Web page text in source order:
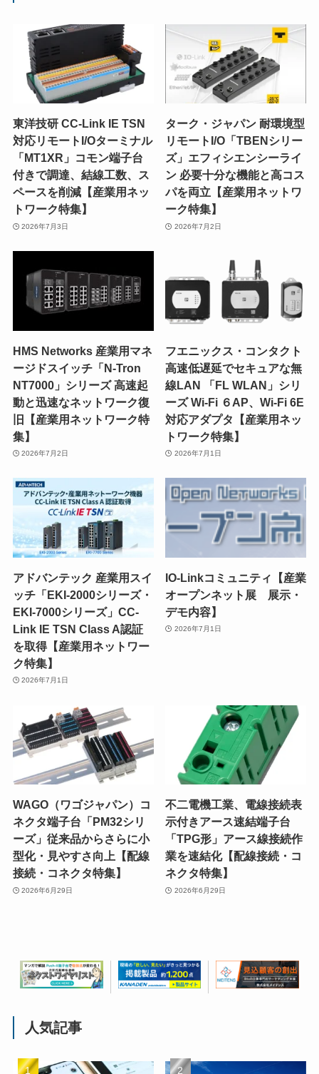
東洋技研 CC-Link IE TSN
対応リモートI/Oターミナル
「MT1XR」コモン端子台
付きで調達、結線工数、ス
ペースを削減【産業用ネッ
トワーク特集】
2026年7月3日
ターク・ジャパン 耐環境型
リモートI/O「TBENシリー
ズ」エフィシエンシーライ
ン 必要十分な機能と高コス
パを両立【産業用ネットワ
ーク特集】
2026年7月2日
HMS Networks 産業用マネ
ージドスイッチ「N-Tron
NT7000」シリーズ 高速起
動と迅速なネットワーク復
旧【産業用ネットワーク特
集】
2026年7月2日
フエニックス・コンタクト
高速低遅延でセキュアな無
線LAN 「FL WLAN」シリ
ーズ Wi-Fi ６AP、Wi-Fi 6E
対応アダプタ【産業用ネッ
トワーク特集】
2026年7月1日
アドバンテック 産業用スイ
ッチ「EKI-2000シリーズ・
EKI-7000シリーズ」CC-
Link IE TSN Class A認証
を取得【産業用ネットワー
ク特集】
2026年7月1日
IO-Linkコミュニティ【産業
オープンネット展 展示・
デモ内容】
2026年7月1日
WAGO（ワゴジャパン）コ
ネクタ端子台「PM32シリ
ーズ」従来品からさらに小
型化・見やすさ向上【配線
接続・コネクタ特集】
2026年6月29日
不二電機工業、電線接続表
示付きアース速結端子台
「TPG形」アース線接続作
業を速結化【配線接続・コ
ネクタ特集】
2026年6月29日
人気記事